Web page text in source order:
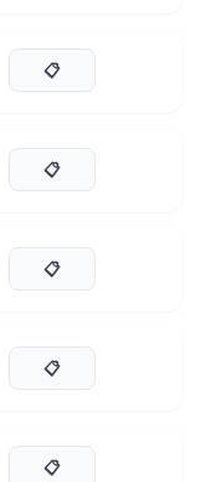
📋
📋
📋
📋
📋